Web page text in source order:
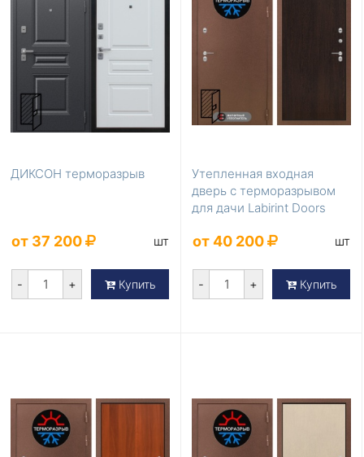
ДИКСОН терморазрыв
от 37 200 шт
- + Купить
Утепленная входная
дверь с терморазрывом
для дачи Labirint Doors
от 40 200 шт
- + Купить